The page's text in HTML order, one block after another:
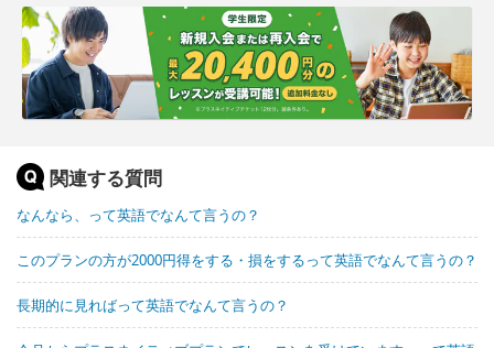
関連する質問
なんなら、って英語でなんて言うの？
このプランの方が2000円得をする・損をするって英語でなんて言うの？
長期的に見ればって英語でなんて言うの？